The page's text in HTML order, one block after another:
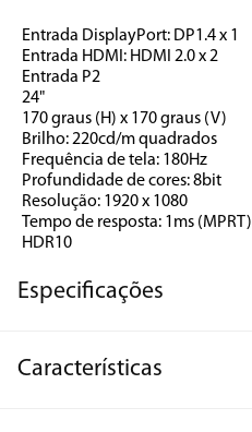
Entrada DisplayPort: DP1.4 x 1
Entrada HDMI: HDMI 2.0 x 2
Entrada P2
24"
170 graus (H) x 170 graus (V)
Brilho: 220cd/m quadrados
Frequência de tela: 180Hz
Profundidade de cores: 8bit
Resolução: 1920 x 1080
Tempo de resposta: 1ms (MPRT)
HDR10
Especificações
Características